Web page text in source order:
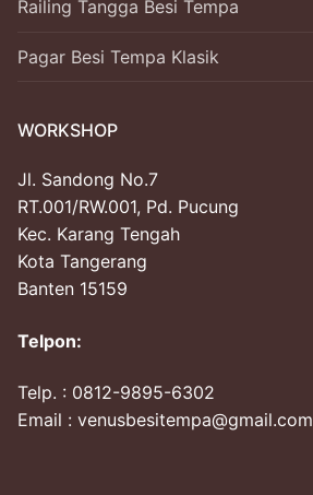
Railing Tangga Besi Tempa
Pagar Besi Tempa Klasik
WORKSHOP
Jl. Sandong No.7
RT.001/RW.001, Pd. Pucung
Kec. Karang Tengah
Kota Tangerang
Banten 15159
Telpon:
Telp. : 0812-9895-6302
Email : venusbesitempa@gmail.com